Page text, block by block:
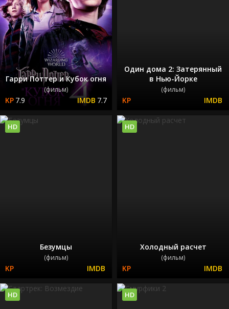
Гарри Поттер и Кубок огня
(фильм)
7.9 7.7
Один дома 2: Затерянный
в Нью-Йорке
(фильм)
Безумцы
(фильм)
HD
Холодный расчет
(фильм)
HD
HD HD